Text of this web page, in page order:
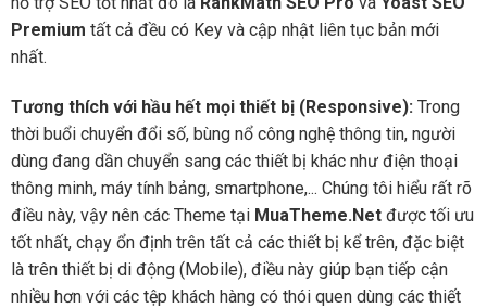
Premium tất cả đều có Key và cập nhật liên tục bản mới
nhất.
Tương thích với hầu hết mọi thiết bị (Responsive): Trong
thời buổi chuyển đổi số, bùng nổ công nghệ thông tin, người
dùng đang dần chuyển sang các thiết bị khác như điện thoại
thông minh, máy tính bảng, smartphone,... Chúng tôi hiểu rất rõ
điều này, vậy nên các Theme tại MuaTheme.Net được tối ưu
tốt nhất, chạy ổn định trên tất cả các thiết bị kể trên, đặc biệt
là trên thiết bị di động (Mobile), điều này giúp bạn tiếp cận
nhiều hơn với các tệp khách hàng có thói quen dùng các thiết